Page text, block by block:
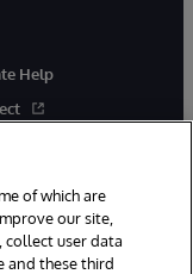
Help
of which are
our site,
collect user data
and these third